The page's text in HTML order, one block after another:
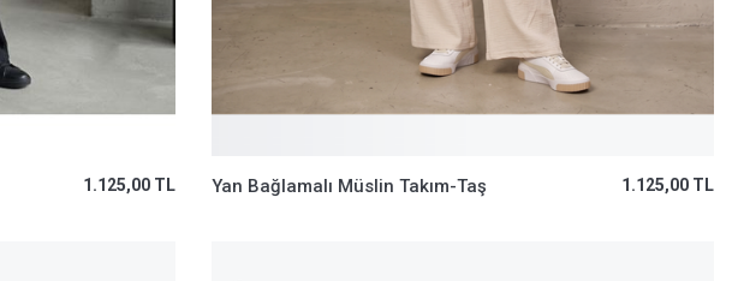
1.125,00 TL Yan Bağlamalı Müslin Takım-Taş 1.125,00 TL